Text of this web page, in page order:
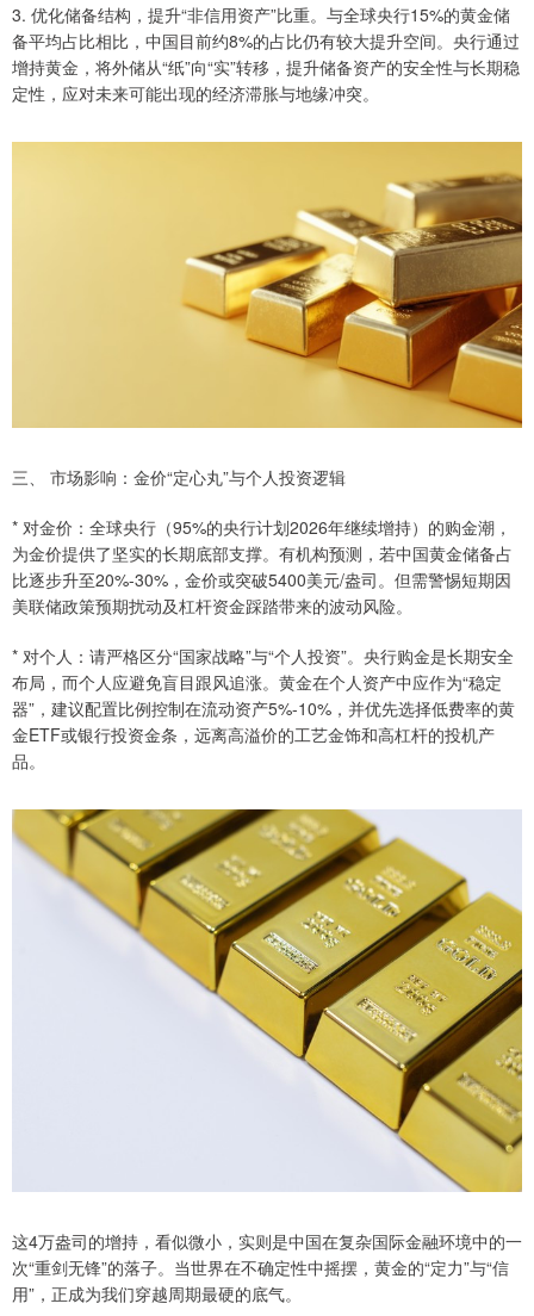
3. 优化储备结构，提升“非信用资产”比重。与全球央行15%的黄金储
备平均占比相比，中国目前约8%的占比仍有较大提升空间。央行通过
增持黄金，将外储从“纸”向“实”转移，提升储备资产的安全性与长期稳
定性，应对未来可能出现的经济滞胀与地缘冲突。
三、 市场影响：金价“定心丸”与个人投资逻辑
* 对金价：全球央行（95%的央行计划2026年继续增持）的购金潮，
为金价提供了坚实的长期底部支撑。有机构预测，若中国黄金储备占
比逐步升至20%-30%，金价或突破5400美元/盎司。但需警惕短期因
美联储政策预期扰动及杠杆资金踩踏带来的波动风险。
* 对个人：请严格区分“国家战略”与“个人投资”。央行购金是长期安全
布局，而个人应避免盲目跟风追涨。黄金在个人资产中应作为“稳定
器”，建议配置比例控制在流动资产5%-10%，并优先选择低费率的黄
金ETF或银行投资金条，远离高溢价的工艺金饰和高杠杆的投机产
品。
这4万盎司的增持，看似微小，实则是中国在复杂国际金融环境中的一
次“重剑无锋”的落子。当世界在不确定性中摇摆，黄金的“定力”与“信
用”，正成为我们穿越周期最硬的底气。